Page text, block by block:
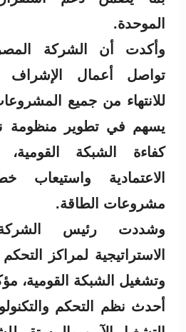
الموحدة.
وأكدت أن الشركة
تواصل أعمال الإشراف
للانتهاء من جميع
يسهم في تطوير منظومة
كفاءة الشبكة
الاعتمادية
مشروعات الطاقة.
وشددت رئيس
الاستراتيجية لمراكز
وتشغيل الشبكة القومية،
أحدث نظم التحكم